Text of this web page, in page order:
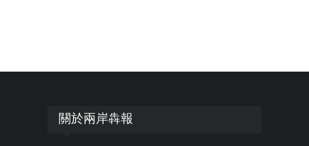
關於兩岸犇報